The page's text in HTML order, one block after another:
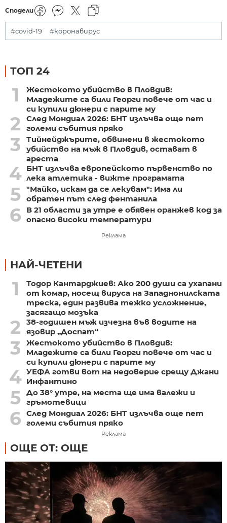
Сподели
#covid-19 #коронавирус
ТОП 24
1
Жестокото убийство в Пловдив:
Младежите са били Георги повече от час и
си купили дюнери с парите му
2
След Мондиал 2026: БНТ излъчва още пет
големи събития пряко
3
Тийнейджърите, обвинени в жестокото
убийство на мъж в Пловдив, остават в
ареста
4 БНТ излъчва европейското първенство по
лека атлетика - вижте програмата
5 "Майко, искам да се лекувам": Има ли
обратен път след фентанила
6
В 21 области за утре е обявен оранжев код за
опасно високи температури
Реклама
НАЙ-ЧЕТЕНИ
1
Тодор Кантарджиев: Ако 200 души са ухапани
от комар, носещ вируса на Западнонилската
треска, един развива тежко усложнение,
засягащо мозъка
2
38-годишен мъж изчезна във водите на
язовир „Доспат“
3
Жестокото убийство в Пловдив:
Младежите са били Георги повече от час и
си купили дюнери с парите му
4 УЕФА готви вот на недоверие срещу Джани
Инфантино
5 До 38° утре, на места ще има валежи и
гръмотевици
6 След Мондиал 2026: БНТ излъчва още пет
големи събития пряко
Реклама
ОЩЕ ОТ: ОЩЕ